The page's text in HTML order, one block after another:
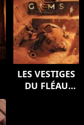
LES VESTIGES
DU FLÉAU